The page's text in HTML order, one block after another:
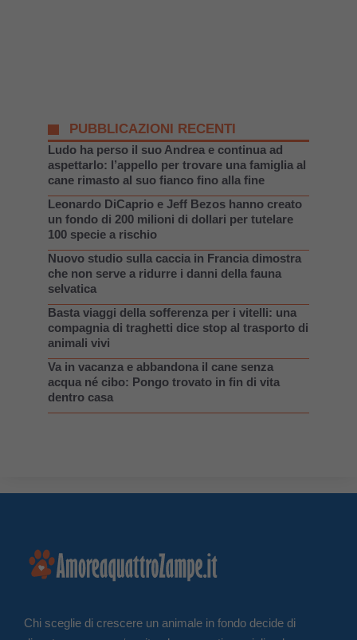
PUBBLICAZIONI RECENTI
Ludo ha perso il suo Andrea e continua ad
aspettarlo: l’appello per trovare una famiglia al
cane rimasto al suo fianco fino alla fine
Leonardo DiCaprio e Jeff Bezos hanno creato
un fondo di 200 milioni di dollari per tutelare
100 specie a rischio
Nuovo studio sulla caccia in Francia dimostra
che non serve a ridurre i danni della fauna
selvatica
Basta viaggi della sofferenza per i vitelli: una
compagnia di traghetti dice stop al trasporto di
animali vivi
Va in vacanza e abbandona il cane senza
acqua né cibo: Pongo trovato in fin di vita
dentro casa
Chi sceglie di crescere un animale in fondo decide di